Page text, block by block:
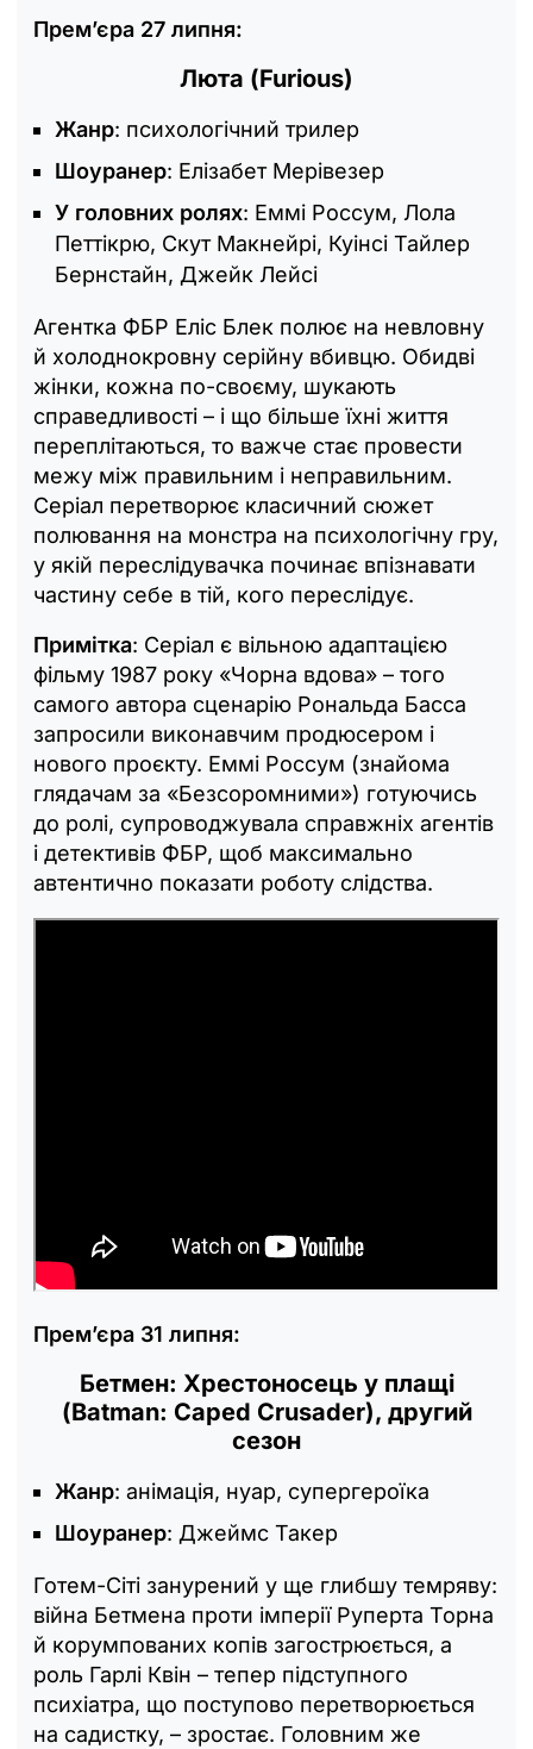
Прем’єра 27 липня:
Люта (Furious)
Жанр: психологічний трилер
Шоуранер: Елізабет Мерівезер
У головних ролях: Еммі Россум, Лола
Петтікрю, Скут Макнейрі, Куінсі Тайлер
Бернстайн, Джейк Лейсі
Агентка ФБР Еліс Блек полює на невловну
й холоднокровну серійну вбивцю. Обидві
жінки, кожна по-своєму, шукають
справедливості – і що більше їхні життя
переплітаються, то важче стає провести
межу між правильним і неправильним.
Серіал перетворює класичний сюжет
полювання на монстра на психологічну гру,
у якій переслідувачка починає впізнавати
частину себе в тій, кого переслідує.
Примітка: Серіал є вільною адаптацією
фільму 1987 року «Чорна вдова» – того
самого автора сценарію Рональда Басса
запросили виконавчим продюсером і
нового проєкту. Еммі Россум (знайома
глядачам за «Безсоромними») готуючись
до ролі, супроводжувала справжніх агентів
і детективів ФБР, щоб максимально
автентично показати роботу слідства.
Прем’єра 31 липня:
Бетмен: Хрестоносець у плащі
(Batman: Caped Crusader), другий
сезон
Жанр: анімація, нуар, супергероїка
Шоуранер: Джеймс Такер
Готем-Сіті занурений у ще глибшу темряву:
війна Бетмена проти імперії Руперта Торна
й корумпованих копів загострюється, а
роль Гарлі Квін – тепер підступного
психіатра, що поступово перетворюється
на садистку, – зростає. Головним же